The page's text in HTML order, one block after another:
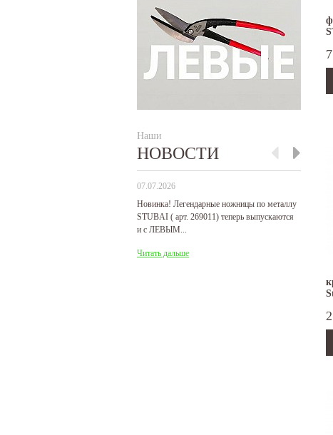
Наши
НОВОСТИ
07.07.2026
Новинка! Легендарные ножницы по металлу
STUBAI ( арт. 269011) теперь выпускаются
и с ЛЕВЫМ...
Читать дальше